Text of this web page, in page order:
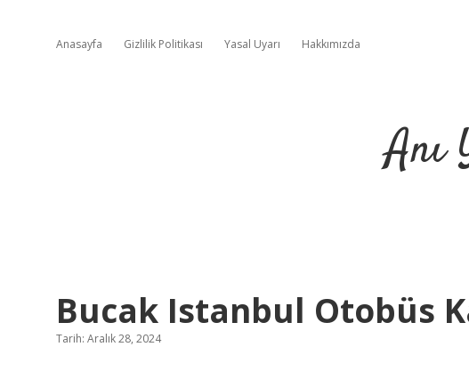
Anasayfa Gizlilik Politikası Yasal Uyarı Hakkımızda
Anı
Bucak Istanbul Otobüs
Tarih: Aralık 28, 2024